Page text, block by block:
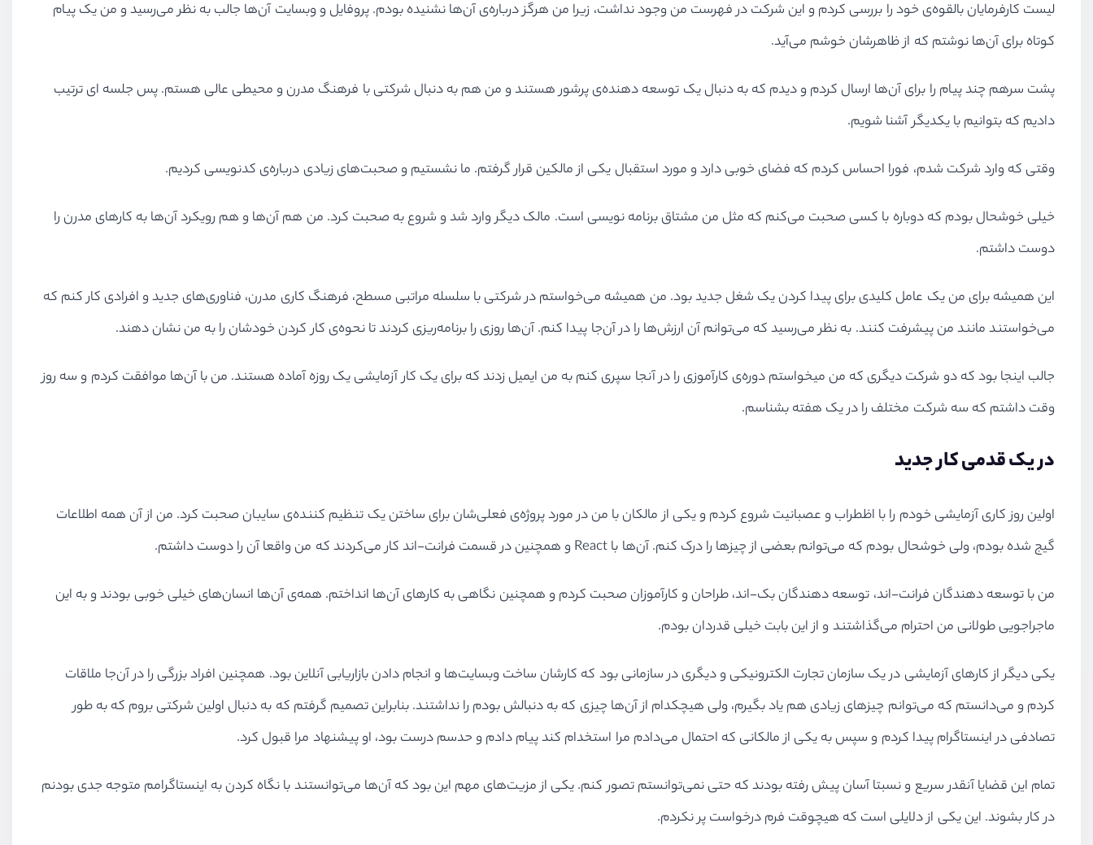
لیست کارفرمایان بالقوه‌ی خود را بررسی کردم و این شرکت در فهرست من وجود نداشت، زیرا من هرگز درباره‌ی آن‌ها نشنیده بودم. پروفایل و وبسایت ﺁن‌ها جالب به نظر می‌رسید و من یک پیام
کوتاه برای ﺁن‌ها نوشتم که از ظاهرشان خوشم می‌ﺁید.
پشت سرهم چند پیام را برای آن‌ها ارسال کردم و دیدم که به دنبال یک توسعه دهنده‌ی پرشور هستند و من هم به دنبال شرکتی با فرهنگ مدرن و محیطی عالی هستم. پس جلسه ای ترتیب
دادیم که بتوانیم با یکدیگر آشنا شویم.
وقتی که وارد شرکت شدم، فورا احساس کردم که فضای خوبی دارد و مورد استقبال یکی از مالکین قرار گرفتم. ما نشستیم و صحبت‌های زیادی درباره‌ی کدنویسی کردیم.
خیلی خوشحال بودم که دوباره با کسی صحبت می‌کنم که مثل من مشتاق برنامه نویسی است. مالک دیگر وارد شد و شروع به صحبت کرد. من هم آن‌ها و هم رویکرد آن‌ها به کارهای مدرن را
دوست داشتم.
این همیشه برای من یک عامل کلیدی برای پیدا کردن یک شغل جدید بود. من همیشه می‌خواستم در شرکتی با سلسله مراتبی مسطح، فرهنگ کاری مدرن، فناوری‌های جدید و افرادی کار کنم که
می‌خواستند مانند من پیشرفت کنند. به نظر می‌رسید که می‌توانم ﺁن ارزش‌ها را در ﺁن‌جا پیدا کنم. آن‌ها روزی را برنامه‌ریزی کردند تا نحوه‌ی کار کردن خودشان را به من نشان دهند.
جالب اینجا بود که دو شرکت دیگری که من میخواستم دوره‌ی کارآموزی را در آنجا سپری کنم به من ایمیل زدند که برای یک کار آزمایشی یک روزه آماده هستند. من با ﺁن‌ها موافقت کردم و سه روز
وقت داشتم که سه شرکت مختلف را در یک هفته بشناسم.
در یک قدمی کار جدید
اولین روز کاری آزمایشی خودم را با اظطراب و عصبانیت شروع کردم و یکی از مالکان با من در مورد پروژه‌ی فعلی‌شان برای ساختن یک تنظیم کننده‌ی سایبان صحبت کرد. من از آن همه اطلاعات
گیج شده بودم، ولی خوشحال بودم که می‌توانم بعضی از چیزها را درک کنم. ﺁن‌ها با React و همچنین در قسمت فرانت-اند کار می‌کردند که من واقعا ﺁن را دوست داشتم.
من با توسعه دهندگان فرانت-اند، توسعه دهندگان بک-اند، طراحان و کارآموزان صحبت کردم و همچنین نگاهی به کارهای آن‌ها انداختم. همه‌ی ﺁن‌ها انسان‌های خیلی خوبی بودند و به این
ماجراجویی طولانی من احترام می‌گذاشتند و از این بابت خیلی قدردان بودم.
یکی دیگر از کارهای آزمایشی در یک سازمان تجارت الکترونیکی و دیگری در سازمانی بود که کارشان ساخت وبسایت‌ها و انجام دادن بازاریابی آنلاین بود. همچنین افراد بزرگی را در ﺁن‌جا ملاقات
کردم و می‌دانستم که می‌توانم چیزهای زیادی هم یاد بگیرم، ولی هیچکدام از آن‌ها چیزی که به دنبالش بودم را نداشتند. بنابراین تصمیم گرفتم که به دنبال اولین شرکتی بروم که به طور
تصادفی در اینستاگرام پیدا کردم و سپس به یکی از مالکانی که احتمال می‌دادم مرا استخدام کند پیام دادم و حدسم درست بود، او پیشنهاد مرا قبول کرد.
تمام این قضایا آنقدر سریع و نسبتا آسان پیش رفته بودند که حتی نمی‌توانستم تصور کنم. یکی از مزیت‌های مهم این بود که آن‌ها می‌توانستند با نگاه کردن به اینستاگرامم متوجه جدی بودنم
در کار بشوند. این یکی از دلایلی است که هیچوقت فرم درخواست پر نکردم.